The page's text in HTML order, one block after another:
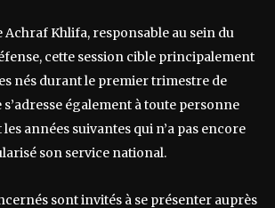
Achraf Khlifa, responsable au sein du
cette session cible principalement
nés durant le premier trimestre de
s’adresse également à toute personne
années suivantes qui n’a pas encore
son service national.
sont invités à se présenter auprès